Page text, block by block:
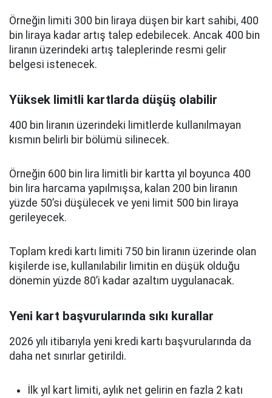
Örneğin limiti 300 bin liraya düşen bir kart sahibi, 400
bin liraya kadar artış talep edebilecek. Ancak 400 bin
liranın üzerindeki artış taleplerinde resmi gelir
belgesi istenecek.
Yüksek limitli kartlarda düşüş olabilir
400 bin liranın üzerindeki limitlerde kullanılmayan
kısmın belirli bir bölümü silinecek.
Örneğin 600 bin lira limitli bir kartta yıl boyunca 400
bin lira harcama yapılmışsa, kalan 200 bin liranın
yüzde 50’si düşülecek ve yeni limit 500 bin liraya
gerileyecek.
Toplam kredi kartı limiti 750 bin liranın üzerinde olan
kişilerde ise, kullanılabilir limitin en düşük olduğu
dönemin yüzde 80’i kadar azaltım uygulanacak.
Yeni kart başvurularında sıkı kurallar
2026 yılı itibarıyla yeni kredi kartı başvurularında da
daha net sınırlar getirildi.
İlk yıl kart limiti, aylık net gelirin en fazla 2 katı